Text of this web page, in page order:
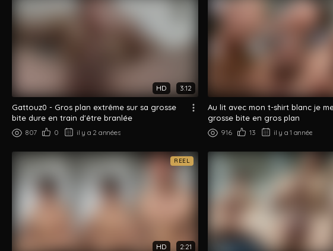
HD 3:12
Gattouz0 - Gros plan extrême sur sa grosse
bite dure en train d'être branlée
807 0 il y a 2 années
Au lit avec mon t-shirt blanc je
grosse bite en gros plan
916 13 il y a 1 année
REEL
HD 2:21